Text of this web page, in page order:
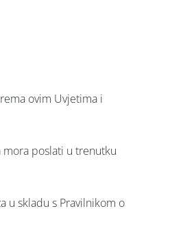
ovim Uvjetima i
mora poslati u trenutku
u skladu s Pravilnikom o